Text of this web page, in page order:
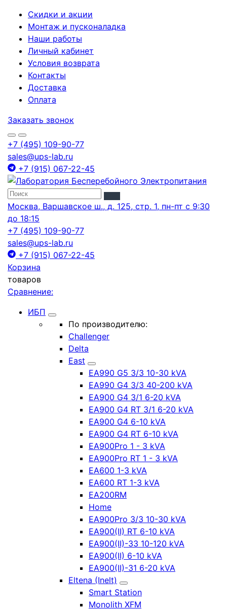
Скидки и акции
Монтаж и пусконаладка
Наши работы
Личный кабинет
Условия возврата
Контакты
Доставка
Оплата
Заказать звонок
+7 (495) 109-90-77
sales@ups-lab.ru
+7 (915) 067-22-45
Москва, Варшавское ш., д. 125, стр. 1, пн-пт с 9:30
до 18:15
+7 (495) 109-90-77
sales@ups-lab.ru
+7 (915) 067-22-45
Корзина
товаров
Сравнение:
ИБП
По производителю:
Challenger
Delta
East
EA990 G5 3/3 10-30 kVA
EA990 G4 3/3 40-200 kVA
EA900 G4 3/1 6-20 kVA
EA900 G4 RT 3/1 6-20 kVA
EA900 G4 6-10 kVA
EA900 G4 RT 6-10 kVA
EA900Pro 1 - 3 kVA
EA900Pro RT 1 - 3 kVA
EA600 1-3 kVA
EA600 RT 1-3 kVA
EA200RM
Home
EA900Pro 3/3 10-30 kVA
EA900(II) RT 6-10 kVA
EA900(II)-33 10-120 kVA
EA900(II) 6-10 kVA
EA900(II)-31 6-20 kVA
Eltena (Inelt)
Smart Station
Monolith XFM